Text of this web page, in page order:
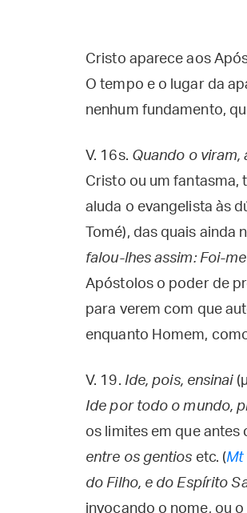
Cristo aparece aos
O tempo e o lugar da
nenhum fundamento,
V. 16s. Quando o
Cristo ou um fantasma,
aluda o evangelista às
Tomé), das quais
falou-lhes assim: Foi-
Apóstolos o poder de
para verem com que
enquanto Homem,
V. 19. Ide, pois, ensinai
Ide por todo o mundo,
os limites em que
entre os gentios etc. (Mt
do Filho, e do Espírito
invocando o nome, ou o